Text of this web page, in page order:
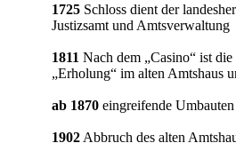
1725 Schloss dient der
Justizsamt und Amtsverwaltung
1811 Nach dem „Casino“ ist
„Erholung“ im alten Amtshaus
ab 1870 eingreifende Umbauten
1902 Abbruch des alten